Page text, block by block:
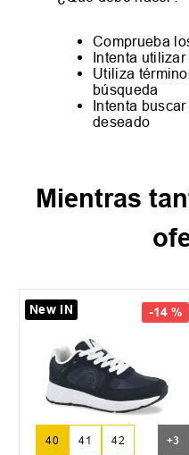
Comprueba
Intenta
Utiliza
búsqueda
Intenta
deseado
Mientras
-14 %
New IN
40 41 42 +3